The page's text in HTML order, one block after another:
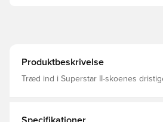
Produktbeskrivelse
Træd ind i Superstar II-skoenes
fremstillet med en læderoverdel i et